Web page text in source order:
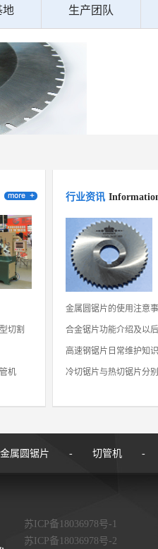
地 生产团队
非标定制产品
切割
机
行业资讯
金属圆锯片的使用注意
合金锯片功能介绍及以
高速钢锯片日常维护知
冷切锯片与热切锯片分
金属圆锯片 - 切管机 -
苏ICP备18036978号-1
苏ICP备18036978号-2